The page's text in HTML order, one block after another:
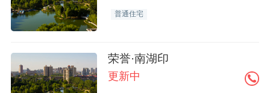
普通住宅
荣誉·南湖印
更新中